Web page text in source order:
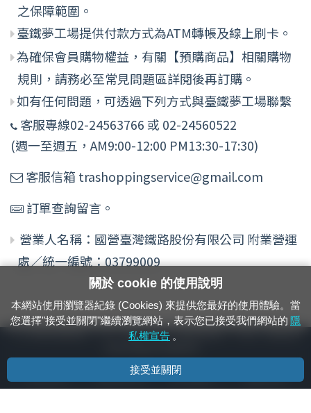
之保障範圍。
臺鐵夢工場提供付款方式為ATM轉帳及線上刷卡。
為確保會員購物權益，有關【預購商品】相關購物
規則，請務必至常見問題區詳閱後再訂購。
如有任何問題，可透過下列方式與臺鐵夢工場聯繫
客服專線02-24563766 或 02-24560522
(週一至週五，AM9:00-12:00 PM13:30-17:30)
客服信箱 trashoppingservice@gmail.com
訂單查詢留言。
營業人名稱：國營臺灣鐵路股份有限公司 附業營運
處／統一編號：03799009
24小時緊急通報電話：1933（市話、手機，僅限發現軌道、平交道、橋樑及隧
資通安全政策 著作權聲明
關於 cookie 的使用說明
本網站使用瀏覽器紀錄 (Cookies) 來提供您最好的使用體驗。當
您選擇"接受並關閉"繼續瀏覽網站，表示您已接受我們網站的 隱
私權宣告 。
接受並關閉